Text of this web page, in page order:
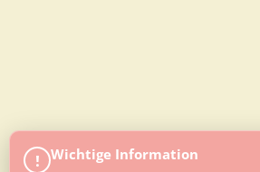
! Wichtige Information